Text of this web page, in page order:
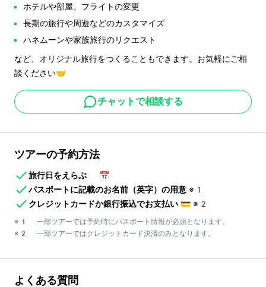
ホテルや部屋、フライトの変更
長期の旅行や周遊などのカスタマイズ
ハネムーンや家族旅行のリクエスト
など、オリジナル旅行をつくることもできます。お気軽にご相
談ください🤝
チャットで相談する
ツアーの予約方法
旅行日をえらぶ
📅
パスポートに記載のお名前（英字）の用意 ※1
クレジットカードか銀行振込でお支払い 💳 ※2
※1 一部ツアーでは予約時にパスポート情報が必須となります。
※2 一部ツアーではクレジットカード決済のみとなります。
よくある質問